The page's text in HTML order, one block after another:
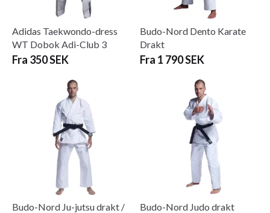
Adidas Taekwondo-dress
WT Dobok Adi-Club 3
Fra 350 SEK
Budo-Nord Dento Karate
Drakt
Fra 1 790 SEK
Budo-Nord Ju-jutsu drakt /
Budo-Nord Judo drakt